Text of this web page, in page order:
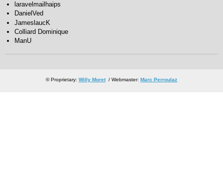
laravelmailhaips
DanielVed
JameslaucK
Colliard Dominique
ManU
© Proprietary: Willy Moret/ Webmaster: Marc Perroulaz